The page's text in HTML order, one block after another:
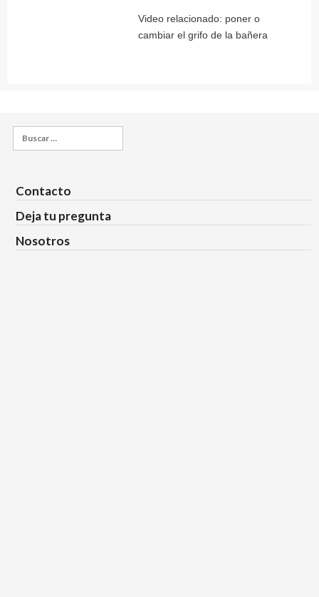
Video relacionado: poner o
cambiar el grifo de la bañera
Buscar:
Contacto
Deja tu pregunta
Nosotros